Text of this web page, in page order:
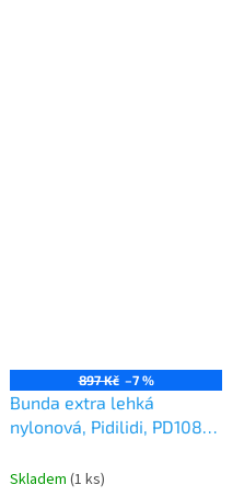
897 Kč –7 %
Bunda extra lehká
nylonová, Pidilidi, PD1087,
Skladem (1 ks)